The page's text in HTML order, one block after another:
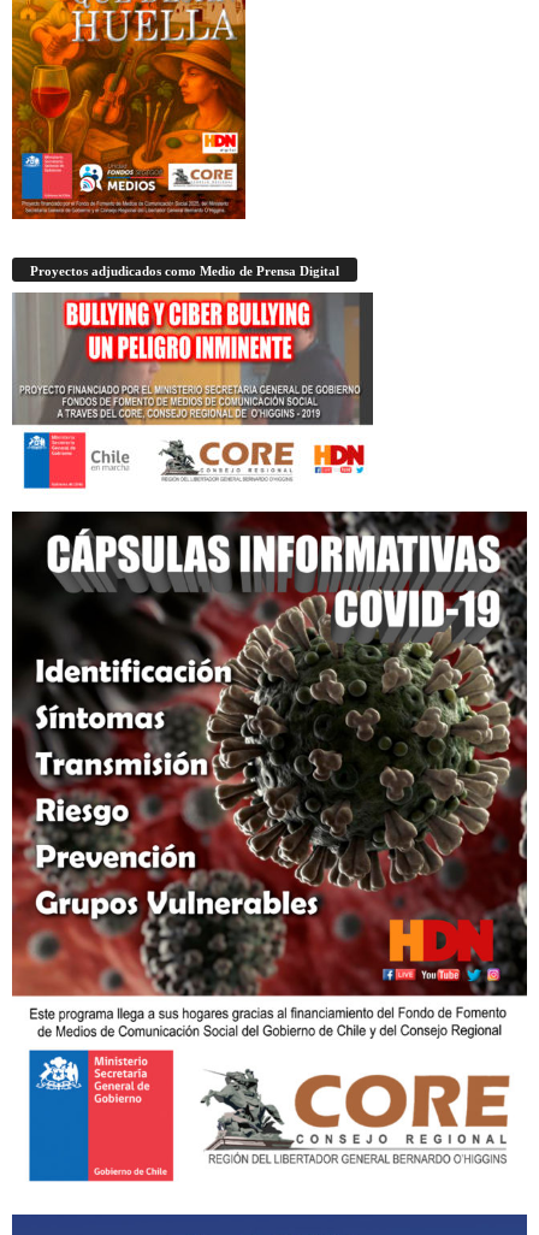
Proyectos adjudicados como Medio de Prensa Digital